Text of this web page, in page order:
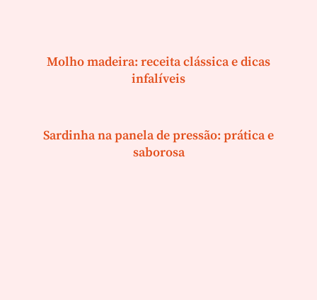
Molho madeira: receita clássica e dicas
infalíveis
Sardinha na panela de pressão: prática e
saborosa